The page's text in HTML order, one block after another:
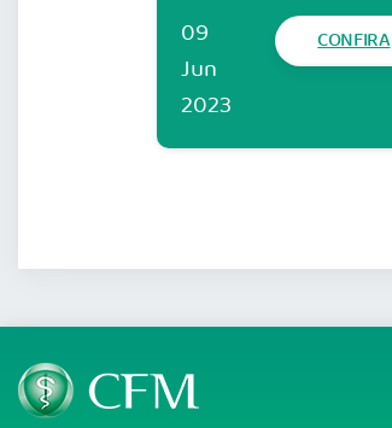
09
Jun
2023
CONFIRA